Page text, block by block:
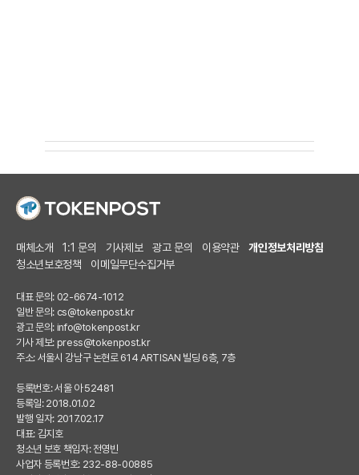
매체소개 1:1 문의 기사제보 광고 문의 이용약관
개인정보처리방침
청소년보호정책
이메일무단수집거부
대표 문의: 02-6674-1012
일반 문의: cs@tokenpost.kr
광고 문의: info@tokenpost.kr
기사 제보: press@tokenpost.kr
주소: 서울시 강남구 논현로 614 ARTISAN 빌딩 6층, 7층
등록번호: 서울 아 52481
등록일: 2018.01.02
발행 일자: 2017.02.17
대표: 김지호
청소년 보호 책임자: 전영빈
사업자 등록번호: 232-88-00885